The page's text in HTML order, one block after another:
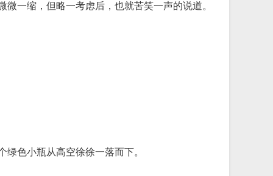
一缩，但略一考虑后，也就苦笑一声的说道。
色小瓶从高空徐徐一落而下。